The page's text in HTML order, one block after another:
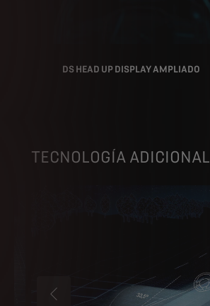
DS HEAD UP DISPLAY AMPLIADO
TECNOLOGÍA ADICIONAL
ANTERIOR